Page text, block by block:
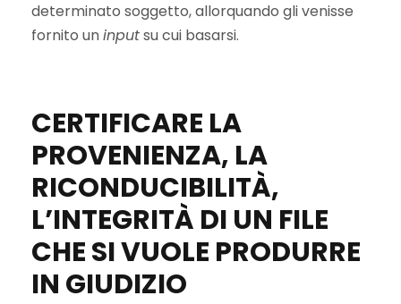
determinato soggetto, allorquando gli venisse
fornito uninputsu cui basarsi.
CERTIFICARE LA
PROVENIENZA, LA
RICONDUCIBILITÀ,
L’INTEGRITÀ DI UN FILE
CHE SI VUOLE PRODURRE
IN GIUDIZIO